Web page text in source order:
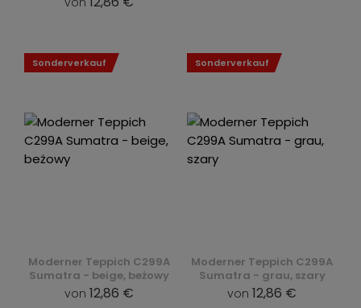
Moderner Teppich C299A
Sumatra - beige, beżowy
von 12,86 €
Sonderverkauf
Moderner Teppich C299A
Sumatra - grau, szary
von 12,86 €
Sonderverkauf